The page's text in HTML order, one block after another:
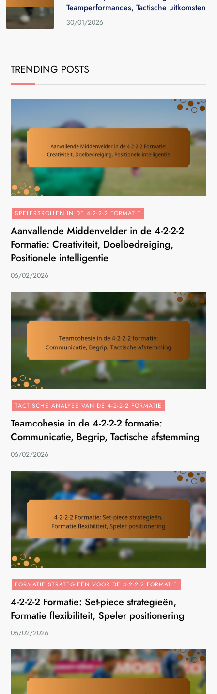
Teamperformances, Tactische uitkomsten
30/01/2026
TRENDING POSTS
SPELERSROLLEN IN DE 4-2-2-2 FORMATIE
Aanvallende Middenvelder in de 4-2-2-2
Formatie: Creativiteit, Doelbedreiging,
Positionele intelligentie
06/02/2026
TACTISCHE ANALYSE VAN DE 4-2-2-2 FORMATIE
Teamcohesie in de 4-2-2-2 formatie:
Communicatie, Begrip, Tactische afstemming
06/02/2026
FORMATIE STRATEGIEËN VOOR DE 4-2-2-2 FORMATIE
4-2-2-2 Formatie: Set-piece strategieën,
Formatie flexibiliteit, Speler positionering
06/02/2026